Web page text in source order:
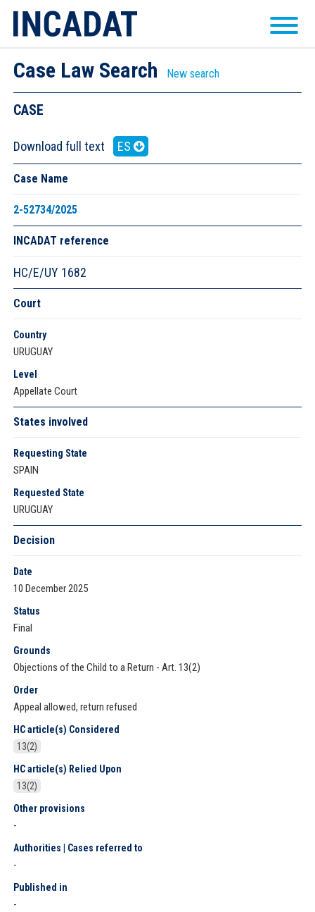
Case Law Search New search
CASE
Download full text ES
Case Name
2-52734/2025
INCADAT reference
HC/E/UY 1682
Court
Country
URUGUAY
Level
Appellate Court
States involved
Requesting State
SPAIN
Requested State
URUGUAY
Decision
Date
10 December 2025
Status
Final
Grounds
Objections of the Child to a Return - Art. 13(2)
Order
Appeal allowed, return refused
HC article(s) Considered
13(2)
HC article(s) Relied Upon
13(2)
Other provisions
-
Authorities | Cases referred to
-
Published in
-